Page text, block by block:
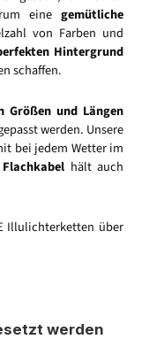
eine gemütliche
von Farben und
Hintergrund
schaffen.
Größen und Längen
werden. Unsere
bei jedem Wetter im
hält auch
Illulichterketten über
werden